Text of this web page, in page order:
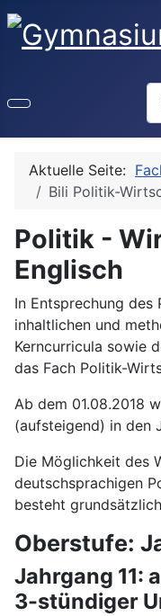
Aktuelle Seite:
Bili Politik-
Politik -
Englisch
In Entsprechung des
inhaltlichen und
Kerncurricula sowie
das Fach Politik-
Ab dem 01.08.2018
(aufsteigend) in den
Die Möglichkeit des
deutschsprachigen
besteht
Oberstufe:
Jahrgang 11:
3-stündiger